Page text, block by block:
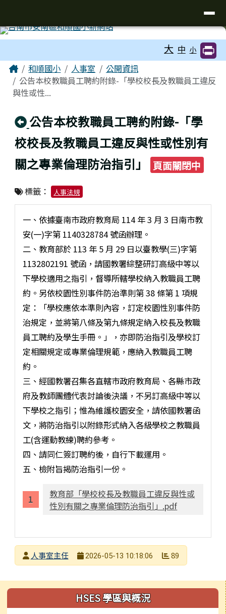
大 中 小
主內容區域
Home和順國小 人事室
公開資訊
公告本校教職員工聘約附錄-「學校校長及教職員工違反
與性或性...
回上頁
公告本校教職員工聘約附錄-「學
校校長及教職員工違反與性或性別有
關之專業倫理防治指引」
頁面關閉中
標籤： 人事法規
一、依據臺南市政府教育局 114 年 3 月 3 日南市教
安(一)字第 1140328784 號函辦理。
二、教育部於 113 年 5 月 29 日以臺教學(三)字第
1132802191 號函，請國教署綜整研訂高級中等以
下學校適用之指引，督導所轄學校納入教職員工聘
約。另依校園性別事件防治準則第 38 條第 1 項規
定：「學校應依本準則內容，訂定校園性別事件防
治規定，並將第八條及第九條規定納入校長及教職
員工聘約及學生手冊。」，亦即防治指引及學校訂
定相關規定或專業倫理規範，應納入教職員工聘
約。
三、經國教署召集各直轄市政府教育局、各縣市政
府及教師團體代表討論後決議，不另訂高級中等以
下學校之指引；惟為維護校園安全，請依國教署函
文，將防治指引以附錄形式納入各級學校之教職員
工(含運動教練)聘約參考。
四、請同仁簽訂聘約後，自行下載運用。
五、檢附旨揭防治指引一份。
教育部「學校校長及教職員工違反與性或
性別有關之專業倫理防治指引」.pdf
發布者人事室主任
2026-05-13 10:18:06 89
左邊區域內容HSES 學區與概況
頁尾區域